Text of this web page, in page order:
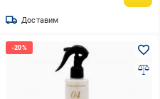
Доставим